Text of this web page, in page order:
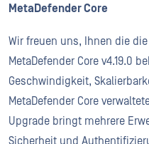
MetaDefender Core
Wir freuen uns, Ihnen die
MetaDefender Core v4.19.0
Geschwindigkeit,
MetaDefender Core
Upgrade bringt mehrere
Sicherheit und